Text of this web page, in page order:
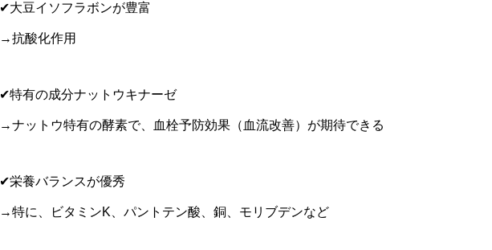
✔︎大豆イソフラボンが豊富
→抗酸化作用
✔︎特有の成分ナットウキナーゼ
→ナットウ特有の酵素で、血栓予防効果（血流改善）が期待できる
✔︎栄養バランスが優秀
→特に、ビタミンK、パントテン酸、銅、モリブデンなど